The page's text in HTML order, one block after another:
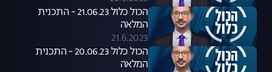
הכול כלול 21.06.23 - התכנית
המלאה
21.6.2023
הכול כלול 20.06.23 - התכנית
המלאה